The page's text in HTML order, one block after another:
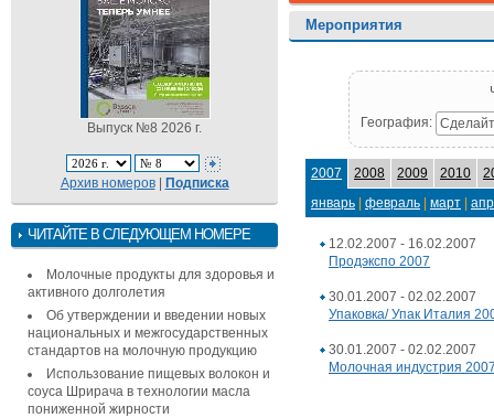
Выпуск №8 2026 г.
Архив номеров| Подписка
ЧИТАЙТЕ В СЛЕДУЮЩЕМ НОМЕРЕ
Молочные продукты для здоровья и
активного долголетия
Об утверждении и введении новых
национальных и межгосударственных
стандартов на молочную продукцию
Использование пищевых волокон и
соуса Шрирача в технологии масла
пониженной жирности
Мероприятия
География:
2007 2008 2009 2010
январь
февраль март
12.02.2007 - 16.02.2007
Продэкспо 2007
30.01.2007 - 02.02.2007
Упаковка/ Упак Италия
30.01.2007 - 02.02.2007
Молочная индустрия